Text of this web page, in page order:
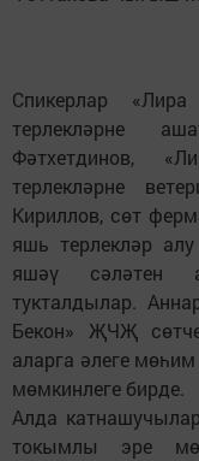
Спикерлар
терлекләрне
Фәтхетдинов,
терлекләрне
Кириллов, сөт
яшь терлекләр
яшәү сәләтен
тукталдылар.
Бекон» ҖЧҖ
аларга әлеге
мөмкинлеге бирде.
Алда
токымлы эре